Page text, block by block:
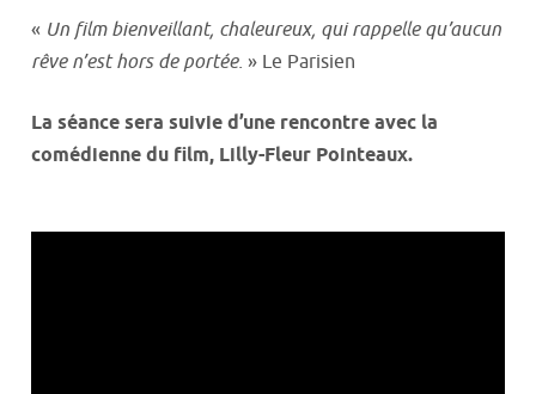
« Un film bienveillant, chaleureux, qui rappelle qu’aucun
rêve n’est hors de portée. » Le Parisien
La séance sera suivie d’une rencontre avec la
comédienne du film, Lilly-Fleur Pointeaux.